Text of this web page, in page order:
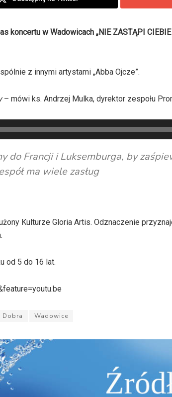
w Wadowicach „NIE ZASTĄPI
z innymi artystami „Abba Ojcze”.
– mówi ks. Andrzej Mulka, dyrektor zespołu
do Francji i Luksemburga, by
ma wiele zasług
Kulturze Gloria Artis. Odznaczenie
od 5 do 16 lat.
Dobra Wadowice